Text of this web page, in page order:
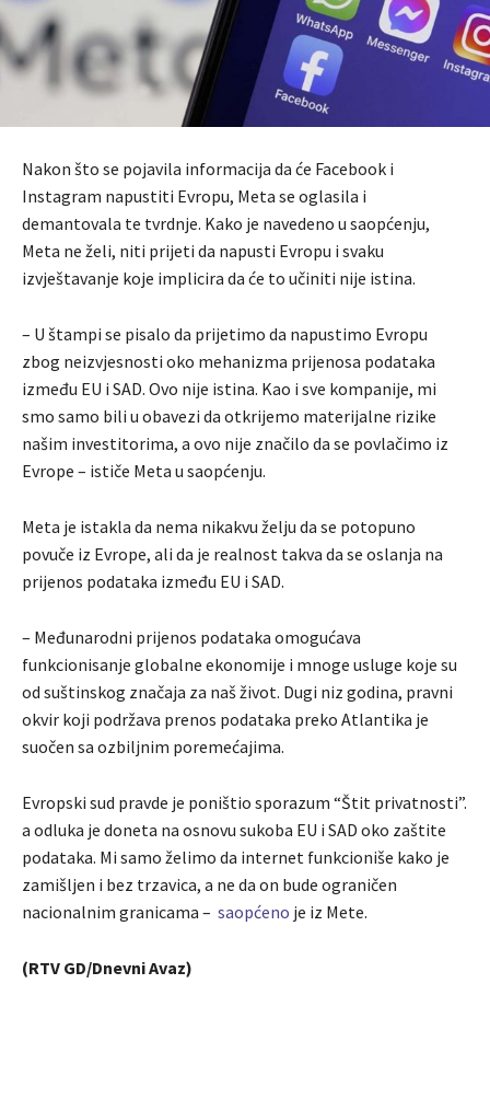
Nakon što se pojavila informacija da će Facebook i
Instagram napustiti Evropu, Meta se oglasila i
demantovala te tvrdnje. Kako je navedeno u saopćenju,
Meta ne želi, niti prijeti da napusti Evropu i svaku
izvještavanje koje implicira da će to učiniti nije istina.
– U štampi se pisalo da prijetimo da napustimo Evropu
zbog neizvjesnosti oko mehanizma prijenosa podataka
između EU i SAD. Ovo nije istina. Kao i sve kompanije, mi
smo samo bili u obavezi da otkrijemo materijalne rizike
našim investitorima, a ovo nije značilo da se povlačimo iz
Evrope – ističe Meta u saopćenju.
Meta je istakla da nema nikakvu želju da se potopuno
povuče iz Evrope, ali da je realnost takva da se oslanja na
prijenos podataka između EU i SAD.
– Međunarodni prijenos podataka omogućava
funkcionisanje globalne ekonomije i mnoge usluge koje su
od suštinskog značaja za naš život. Dugi niz godina, pravni
okvir koji podržava prenos podataka preko Atlantika je
suočen sa ozbiljnim poremećajima.
Evropski sud pravde je poništio sporazum “Štit privatnosti”.
a odluka je doneta na osnovu sukoba EU i SAD oko zaštite
podataka. Mi samo želimo da internet funkcioniše kako je
zamišljen i bez trzavica, a ne da on bude ograničen
nacionalnim granicama – saopćeno je iz Mete.
(RTV GD/Dnevni Avaz)